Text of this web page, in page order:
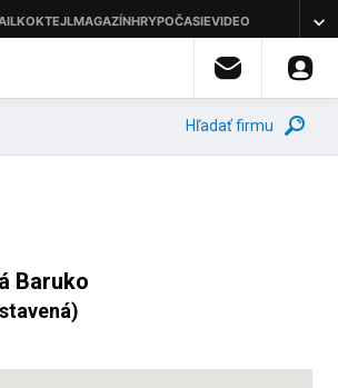
Hľadať firmu
Baruko